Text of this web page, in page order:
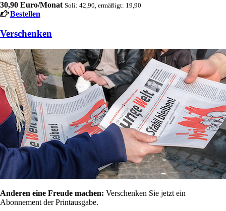
30,90 Euro/Monat Soli: 42,90, ermäßigt: 19,90
Bestellen
Verschenken
Anderen eine Freude machen: Verschenken Sie jetzt ein
Abonnement der Printausgabe.